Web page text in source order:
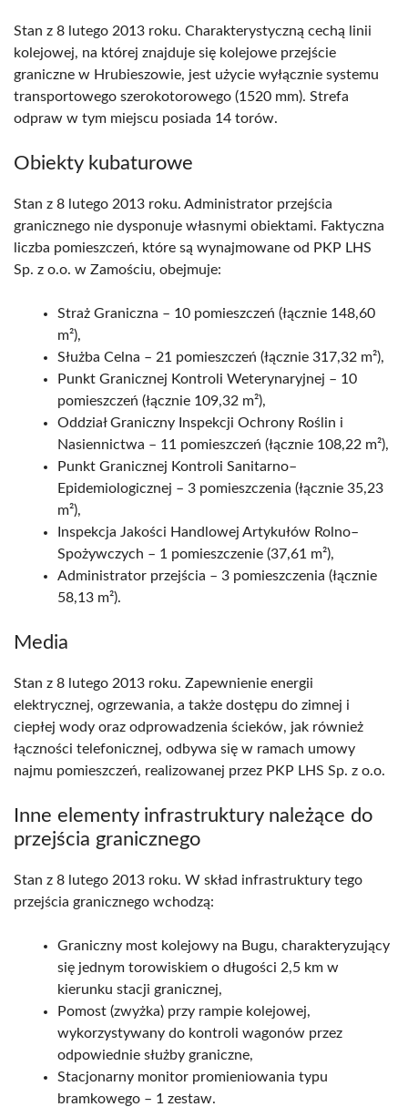
Stan z 8 lutego 2013 roku. Charakterystyczną cechą linii
kolejowej, na której znajduje się kolejowe przejście
graniczne w Hrubieszowie, jest użycie wyłącznie systemu
transportowego szerokotorowego (1520 mm). Strefa
odpraw w tym miejscu posiada 14 torów.
Obiekty kubaturowe
Stan z 8 lutego 2013 roku. Administrator przejścia
granicznego nie dysponuje własnymi obiektami. Faktyczna
liczba pomieszczeń, które są wynajmowane od PKP LHS
Sp. z o.o. w Zamościu, obejmuje:
Straż Graniczna – 10 pomieszczeń (łącznie 148,60
m²),
Służba Celna – 21 pomieszczeń (łącznie 317,32 m²),
Punkt Granicznej Kontroli Weterynaryjnej – 10
pomieszczeń (łącznie 109,32 m²),
Oddział Graniczny Inspekcji Ochrony Roślin i
Nasiennictwa – 11 pomieszczeń (łącznie 108,22 m²),
Punkt Granicznej Kontroli Sanitarno–
Epidemiologicznej – 3 pomieszczenia (łącznie 35,23
m²),
Inspekcja Jakości Handlowej Artykułów Rolno–
Spożywczych – 1 pomieszczenie (37,61 m²),
Administrator przejścia – 3 pomieszczenia (łącznie
58,13 m²).
Media
Stan z 8 lutego 2013 roku. Zapewnienie energii
elektrycznej, ogrzewania, a także dostępu do zimnej i
ciepłej wody oraz odprowadzenia ścieków, jak również
łączności telefonicznej, odbywa się w ramach umowy
najmu pomieszczeń, realizowanej przez PKP LHS Sp. z o.o.
Inne elementy infrastruktury należące do
przejścia granicznego
Stan z 8 lutego 2013 roku. W skład infrastruktury tego
przejścia granicznego wchodzą:
Graniczny most kolejowy na Bugu, charakteryzujący
się jednym torowiskiem o długości 2,5 km w
kierunku stacji granicznej,
Pomost (zwyżka) przy rampie kolejowej,
wykorzystywany do kontroli wagonów przez
odpowiednie służby graniczne,
Stacjonarny monitor promieniowania typu
bramkowego – 1 zestaw.